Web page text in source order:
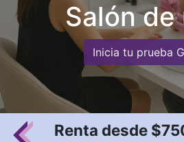
Salón de
Inicia tu prueba
Renta desde